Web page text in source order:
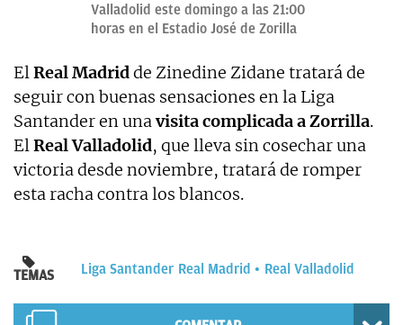
Valladolid este domingo a las 21:00
horas en el Estadio José de Zorilla
ElReal Madridde Zinedine Zidane tratará de
seguir con buenas sensaciones en la Liga
Santander en unavisita complicada a Zorrilla.
ElReal Valladolid, que lleva sin cosechar una
victoria desde noviembre, tratará de romper
esta racha contra los blancos.
TEMAS Liga Santander Real Madrid Real Valladolid